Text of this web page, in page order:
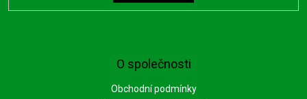
O společnosti
Obchodní podmínky